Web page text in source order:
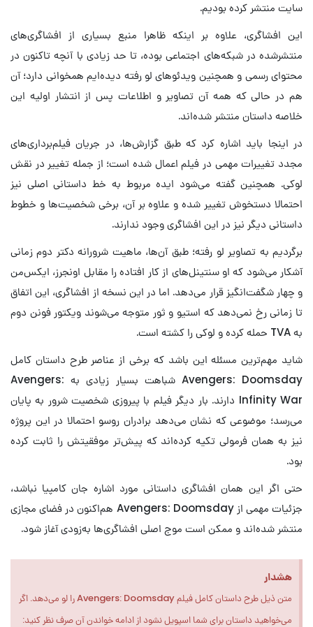
سایت منتشر کرده بودیم.
این افشاگری، علاوه بر اینکه ظاهرا منبع بسیاری از افشاگری‌های
منتشرشده در شبکه‌های اجتماعی بوده، تا حد زیادی با آنچه تاکنون در
محتوای رسمی و همچنین ویدئوهای لو رفته دیده‌ایم همخوانی دارد؛ آن
هم در حالی که همه آن تصاویر و اطلاعات پس از انتشار اولیه این
خلاصه داستان منتشر شده‌اند.
در اینجا باید اشاره کرد که طبق گزارش‌ها، در جریان فیلم‌برداری‌های
مجدد تغییرات مهمی در فیلم اعمال شده است؛ از جمله تغییر در نقش
لوکی. همچنین گفته می‌شود ایده مربوط به خط داستانی اصلی نیز
احتمالا دستخوش تغییر شده و علاوه بر آن، برخی شخصیت‌ها و خطوط
داستانی دیگر نیز در این افشاگری وجود ندارند.
برگردیم به تصاویر لو رفته؛ طبق آن‌ها، ماهیت شرورانه دکتر دوم زمانی
آشکار می‌شود که او سنتینل‌های از کار افتاده را مقابل اونجرز، ایکس‌من
و چهار شگفت‌انگیز قرار می‌دهد. اما در این نسخه از افشاگری، این اتفاق
تا زمانی رخ نمی‌دهد که استیو و ثور متوجه می‌شوند ویکتور فونن دوم
به TVA حمله کرده و لوکی را کشته است.
شاید مهم‌ترین مسئله این باشد که برخی از عناصر طرح داستان کامل
Avengers: Doomsday شباهت بسیار زیادی به Avengers:
Infinity War دارند. بار دیگر فیلم با پیروزی شخصیت شرور به پایان
می‌رسد؛ موضوعی که نشان می‌دهد برادران روسو احتمالا در این پروژه
نیز به همان فرمولی تکیه کرده‌اند که پیش‌تر موفقیتش را ثابت کرده
بود.
حتی اگر این همان افشاگری داستانی مورد اشاره جان کامپیا نباشد،
جزئیات مهمی از Avengers: Doomsday هم‌اکنون در فضای مجازی
منتشر شده‌اند و ممکن است موج اصلی افشاگری‌ها به‌زودی آغاز شود.
هشدار
متن ذیل طرح داستان کامل فیلم Avengers: Doomsday را لو می‌دهد. اگر
می‌خواهید داستان برای شما اسپویل نشود از ادامه خواندن آن صرف نظر کنید: